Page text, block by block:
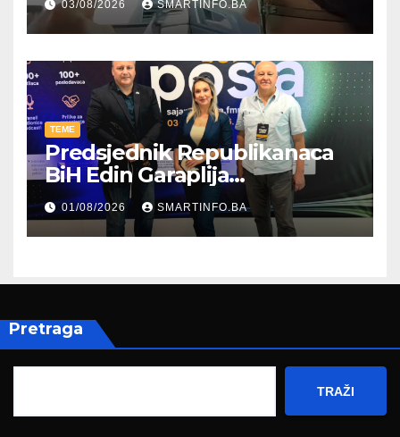
03/08/2026 SMARTINFO.BA
TEME
Predsjednik Republikanaca
BiH Edin Garaplija
prisustvovao prezentaciji
Federalnog sajma
zapošljavanja
01/08/2026 SMARTINFO.BA
Pretraga
TRAŽI